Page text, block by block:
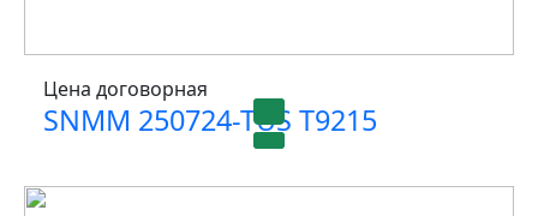
Цена договорная
SNMM 250724-TUS T9215